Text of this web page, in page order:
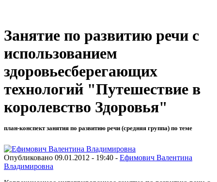
Занятие по развитию речи с
использованием
здоровьесберегающих
технологий "Путешествие в
королевство Здоровья"
план-конспект занятия по развитию речи (средняя группа) по теме
Опубликовано 09.01.2012 - 19:40 - Ефимович Валентина
Владимировна